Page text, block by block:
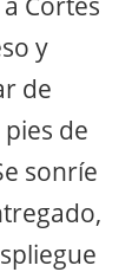
y
de
de
sonríe